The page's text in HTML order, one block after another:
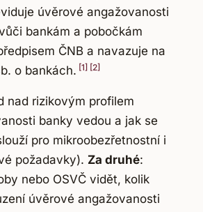
úvěrové angažovanosti
bankám a pobočkám
ČNB a navazuje na
o bankách. [1] [2]
nad rizikovým profilem
banky vedou a jak se
pro mikroobezřetnostní i
požadavky). Za druhé:
nebo OSVČ vidět, kolik
úvěrové angažovanosti